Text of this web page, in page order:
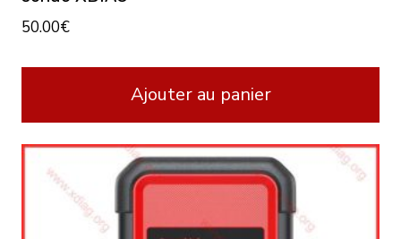
50.00€
Ajouter au panier